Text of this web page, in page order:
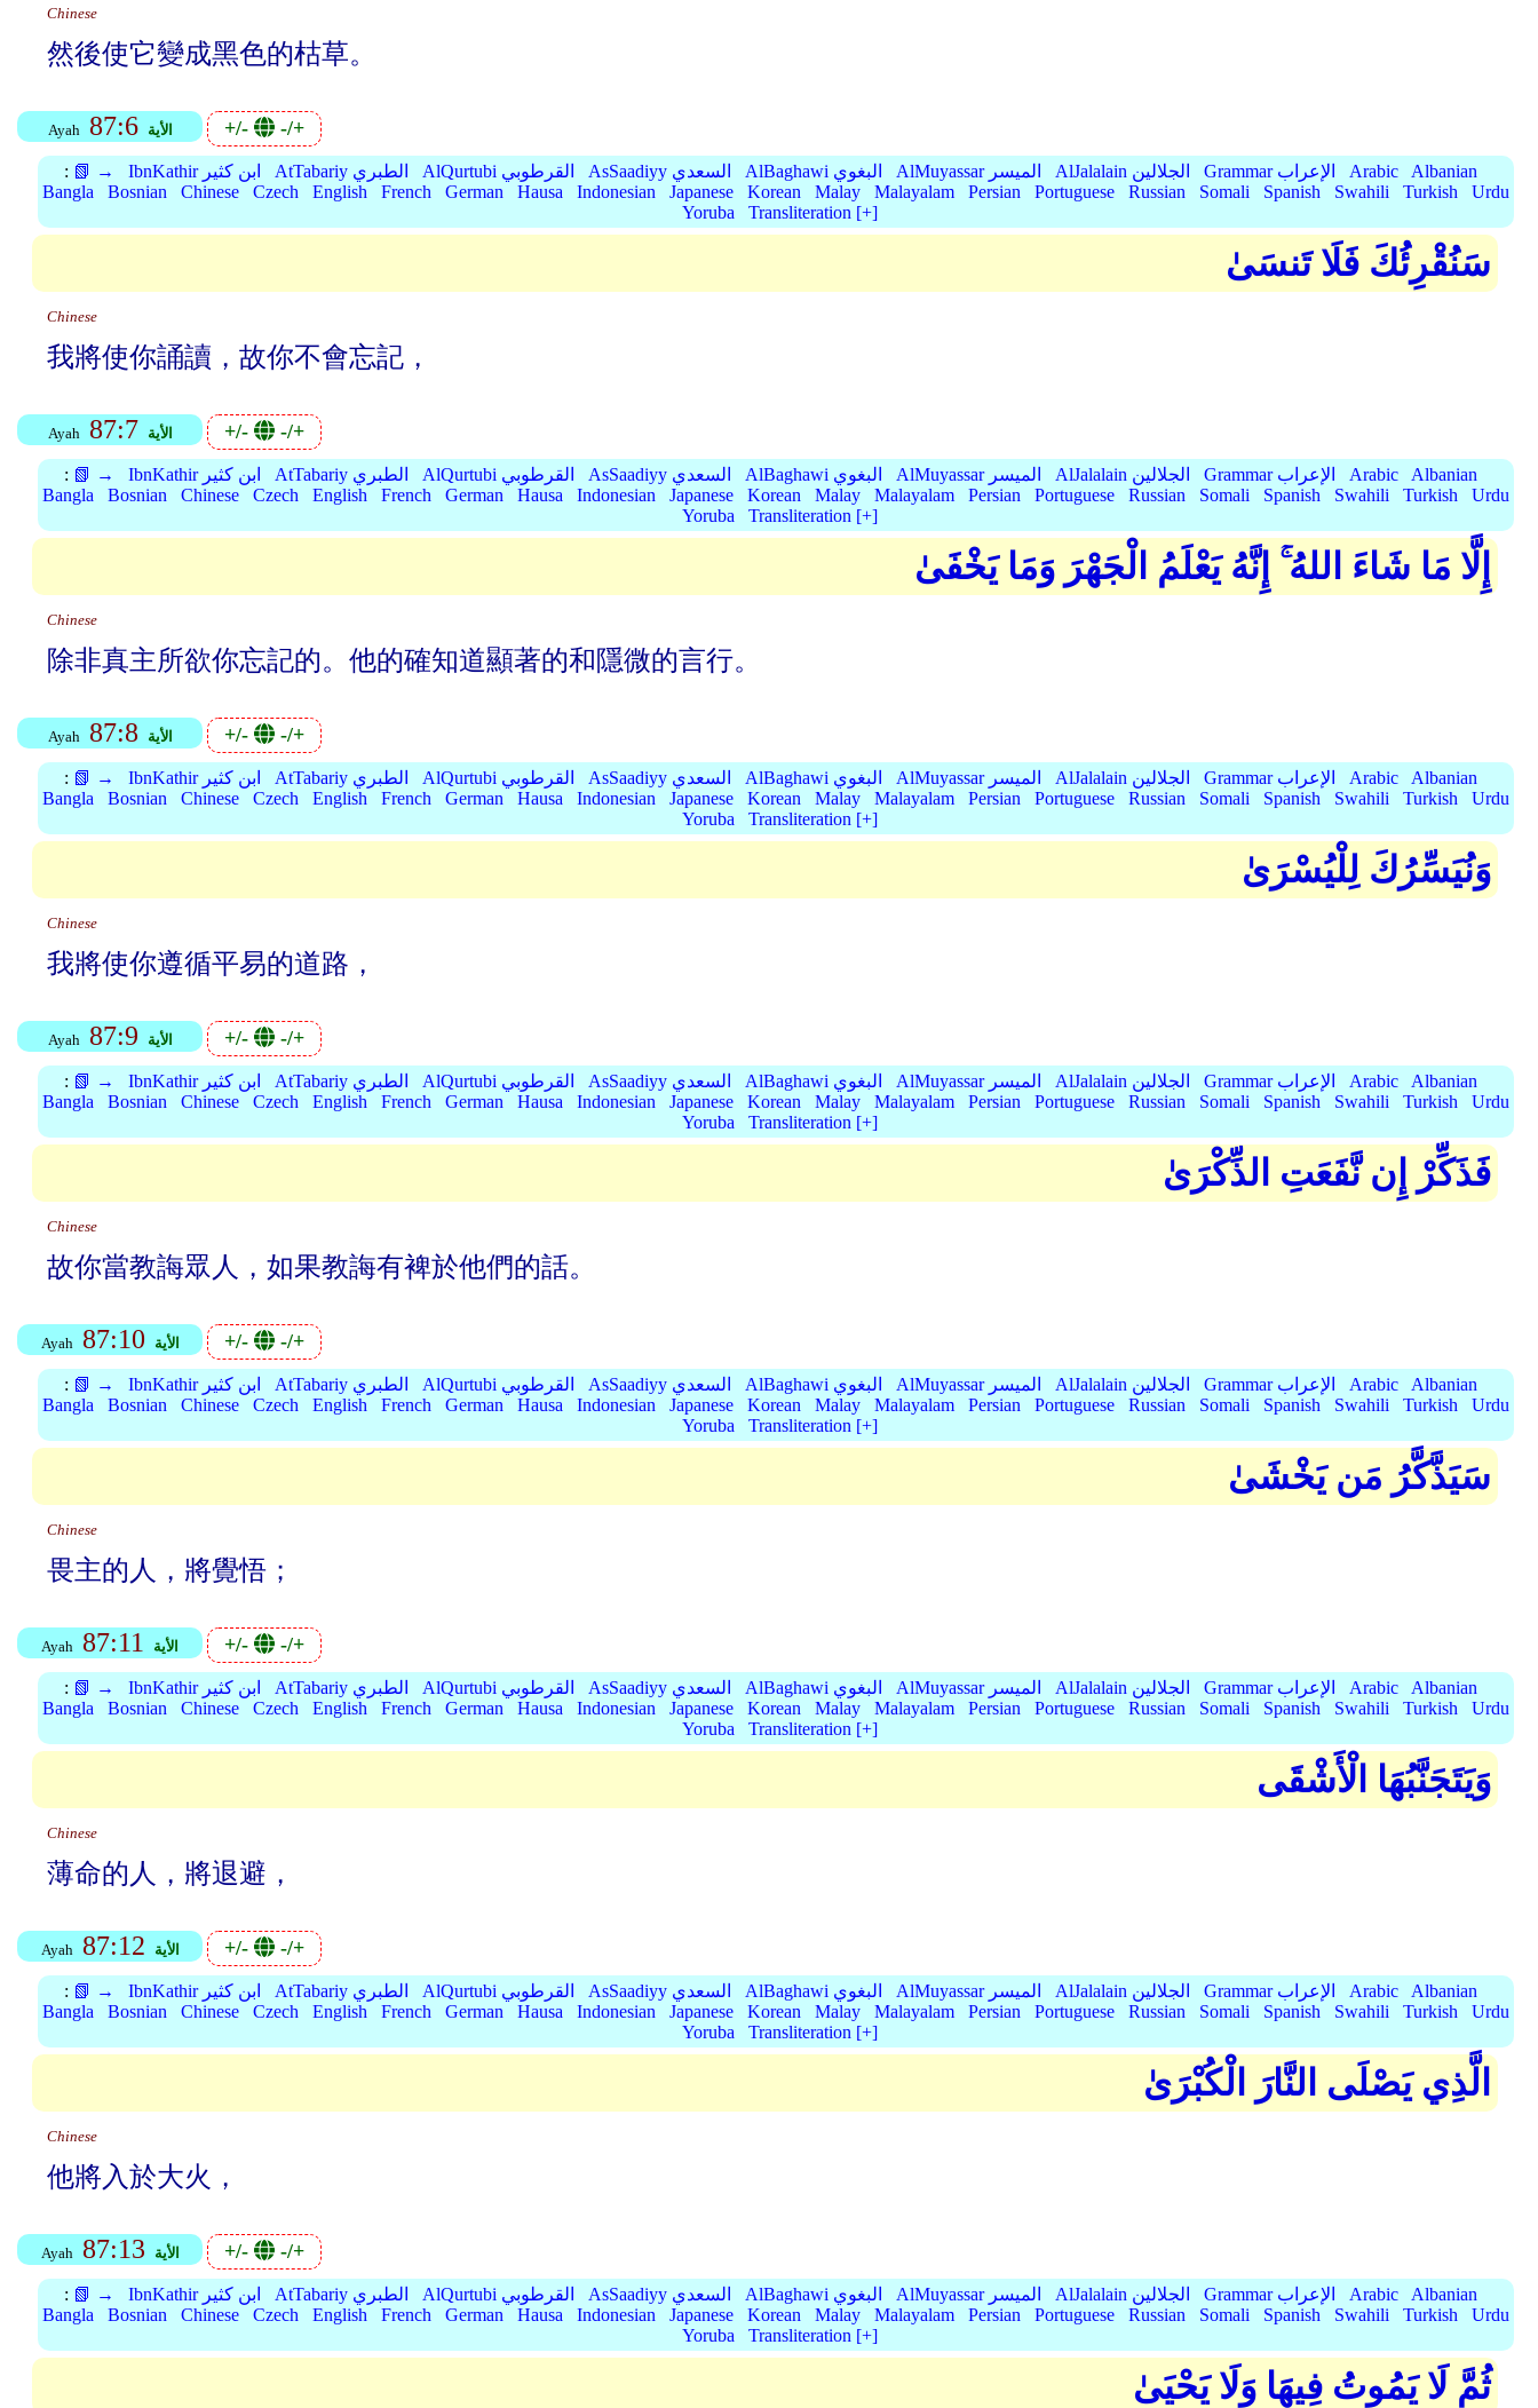
Chinese
然後使它變成黑色的枯草。
Ayah 87:6 الأية +/- -/+
: 📗 → IbnKathir ابن كثير AtTabariy الطبري AlQurtubi القرطوبي AsSaadiyy السعدي AlBaghawi البغوي AlMuyassar الميسر AlJalalain الجلالين Grammar الإعراب Arabic
Albanian
Bangla
Bosnian Chinese Czech English French German Hausa Indonesian Japanese Korean Malay Malayalam Persian Portuguese Russian Somali Spanish Swahili Turkish
Urdu
Yoruba
Transliteration [+]
سَنُقْرِئُكَ فَلَا تَنسَىٰ
Chinese
我將使你誦讀，故你不會忘記，
Ayah 87:7 الأية +/- -/+
: 📗 → IbnKathir ابن كثير AtTabariy الطبري AlQurtubi القرطوبي AsSaadiyy السعدي AlBaghawi البغوي AlMuyassar الميسر AlJalalain الجلالين Grammar الإعراب Arabic
Albanian
Bangla
Bosnian Chinese Czech English French German Hausa Indonesian Japanese Korean Malay Malayalam Persian Portuguese Russian Somali Spanish Swahili Turkish
Urdu
Yoruba
Transliteration [+]
إِلَّا مَا شَاءَ اللهُ ۚ إِنَّهُ يَعْلَمُ الْجَهْرَ وَمَا يَخْفَىٰ
Chinese
除非真主所欲你忘記的。他的確知道顯著的和隱微的言行。
Ayah 87:8 الأية +/- -/+
: 📗 → IbnKathir ابن كثير AtTabariy الطبري AlQurtubi القرطوبي AsSaadiyy السعدي AlBaghawi البغوي AlMuyassar الميسر AlJalalain الجلالين Grammar الإعراب Arabic
Albanian
Bangla
Bosnian Chinese Czech English French German Hausa Indonesian Japanese Korean Malay Malayalam Persian Portuguese Russian Somali Spanish Swahili Turkish
Urdu
Yoruba
Transliteration [+]
وَنُيَسِّرُكَ لِلْيُسْرَىٰ
Chinese
我將使你遵循平易的道路，
Ayah 87:9 الأية +/- -/+
: 📗 → IbnKathir ابن كثير AtTabariy الطبري AlQurtubi القرطوبي AsSaadiyy السعدي AlBaghawi البغوي AlMuyassar الميسر AlJalalain الجلالين Grammar الإعراب Arabic
Albanian
Bangla
Bosnian Chinese Czech English French German Hausa Indonesian Japanese Korean Malay Malayalam Persian Portuguese Russian Somali Spanish Swahili Turkish
Urdu
Yoruba
Transliteration [+]
فَذَكِّرْ إِن نَّفَعَتِ الذِّكْرَىٰ
Chinese
故你當教誨眾人，如果教誨有裨於他們的話。
Ayah 87:10 الأية +/- -/+
: 📗 → IbnKathir ابن كثير AtTabariy الطبري AlQurtubi القرطوبي AsSaadiyy السعدي AlBaghawi البغوي AlMuyassar الميسر AlJalalain الجلالين Grammar الإعراب Arabic
Albanian
Bangla
Bosnian Chinese Czech English French German Hausa Indonesian Japanese Korean Malay Malayalam Persian Portuguese Russian Somali Spanish Swahili Turkish
Urdu
Yoruba
Transliteration [+]
سَيَذَّكَّرُ مَن يَخْشَىٰ
Chinese
畏主的人，將覺悟；
Ayah 87:11 الأية +/- -/+
: 📗 → IbnKathir ابن كثير AtTabariy الطبري AlQurtubi القرطوبي AsSaadiyy السعدي AlBaghawi البغوي AlMuyassar الميسر AlJalalain الجلالين Grammar الإعراب Arabic
Albanian
Bangla
Bosnian Chinese Czech English French German Hausa Indonesian Japanese Korean Malay Malayalam Persian Portuguese Russian Somali Spanish Swahili Turkish
Urdu
Yoruba
Transliteration [+]
وَيَتَجَنَّبُهَا الْأَشْقَى
Chinese
薄命的人，將退避，
Ayah 87:12 الأية +/- -/+
: 📗 → IbnKathir ابن كثير AtTabariy الطبري AlQurtubi القرطوبي AsSaadiyy السعدي AlBaghawi البغوي AlMuyassar الميسر AlJalalain الجلالين Grammar الإعراب Arabic
Albanian
Bangla
Bosnian Chinese Czech English French German Hausa Indonesian Japanese Korean Malay Malayalam Persian Portuguese Russian Somali Spanish Swahili Turkish
Urdu
Yoruba
Transliteration [+]
الَّذِي يَصْلَى النَّارَ الْكُبْرَىٰ
Chinese
他將入於大火，
Ayah 87:13 الأية +/- -/+
: 📗 → IbnKathir ابن كثير AtTabariy الطبري AlQurtubi القرطوبي AsSaadiyy السعدي AlBaghawi البغوي AlMuyassar الميسر AlJalalain الجلالين Grammar الإعراب Arabic
Albanian
Bangla
Bosnian Chinese Czech English French German Hausa Indonesian Japanese Korean Malay Malayalam Persian Portuguese Russian Somali Spanish Swahili Turkish
Urdu
Yoruba
Transliteration [+]
ثُمَّ لَا يَمُوتُ فِيهَا وَلَا يَحْيَىٰ